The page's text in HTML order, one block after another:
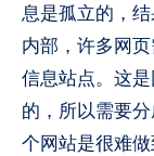
息是孤立的，
内部，许多网
信息站点。这
的，所以需要
个网站是很难